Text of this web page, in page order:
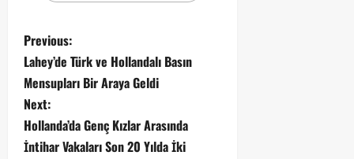
Previous:
Lahey’de Türk ve Hollandalı Basın
Mensupları Bir Araya Geldi
Next:
Hollanda’da Genç Kızlar Arasında
İntihar Vakaları Son 20 Yılda İki